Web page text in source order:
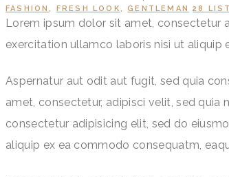
FASHION, FRESH LOOK,GENTLEMAN 28
Lorem ipsum dolor sit amet, consectetur
exercitation ullamco laboris nisi ut
Aspernatur aut odit aut fugit, sed quia
amet, consectetur, adipisci velit, sed
consectetur adipisicing elit, sed do
aliquip ex ea commodo consequatm,